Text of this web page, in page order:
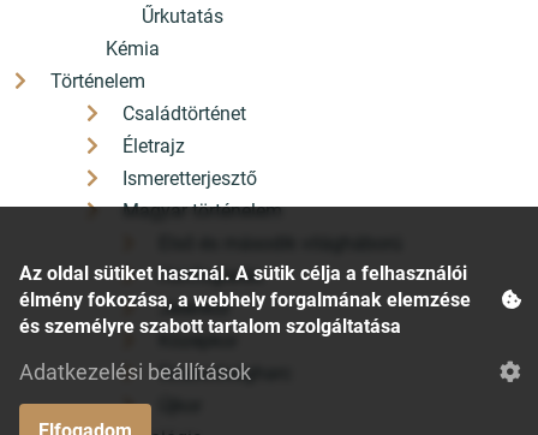
Űrkutatás
Kémia
Történelem
Családtörténet
Életrajz
Ismeretterjesztő
Magyar történelem
Honfoglalás
Jelenkor
Középkor
Szabadságharc
Az oldal sütiket használ. A sütik célja a felhasználói
élmény fokozása, a webhely forgalmának elemzése
és személyre szabott tartalom szolgáltatása
Adatkezelési beállítások